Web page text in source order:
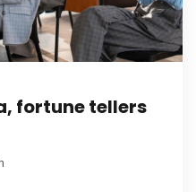
fortune tellers